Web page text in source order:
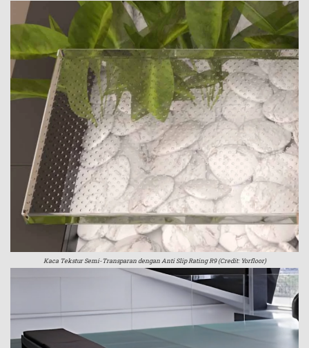
Kaca Tekstur Semi-Transparan dengan Anti Slip Rating R9 (Credit: Yorfloor)